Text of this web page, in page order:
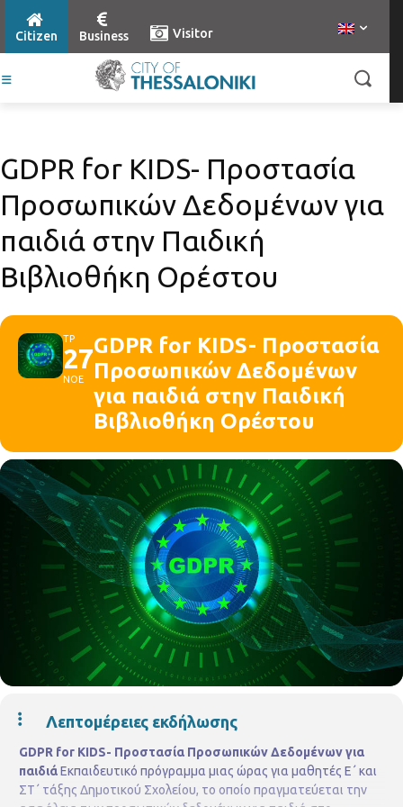
Citizen Business Visitor
GDPR for KIDS- Προστασία
Προσωπικών Δεδομένων για
παιδιά στην Παιδική
Βιβλιοθήκη Ορέστου
ΤΡ
27
ΝΟΕ
GDPR for KIDS- Προστασία
Προσωπικών Δεδομένων
για παιδιά στην Παιδική
Βιβλιοθήκη Ορέστου
Λεπτομέρειες εκδήλωσης
GDPR for KIDS- Προστασία Προσωπικών Δεδομένων για
παιδιάΕκπαιδευτικό πρόγραμμα μιας ώρας για μαθητές Ε΄ και
ΣΤ΄ τάξης Δημοτικού Σχολείου, το οποίο πραγματεύεται την